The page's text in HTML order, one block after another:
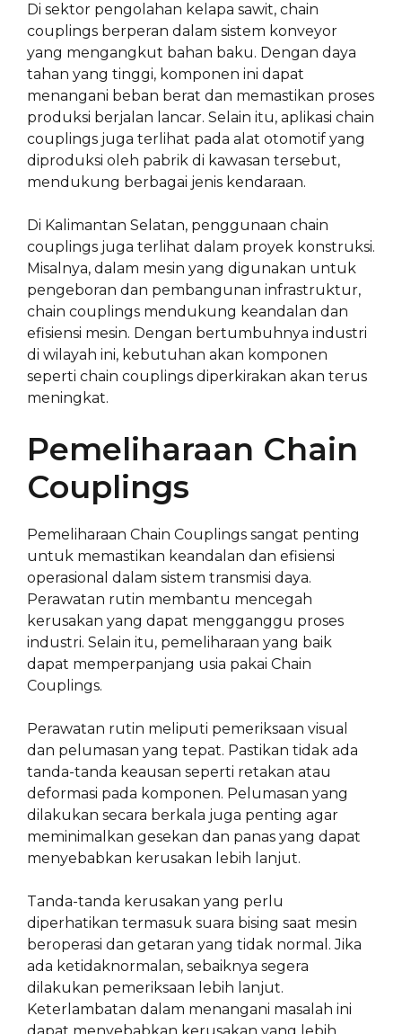
Di sektor pengolahan kelapa sawit, chain
couplings berperan dalam sistem konveyor
yang mengangkut bahan baku. Dengan daya
tahan yang tinggi, komponen ini dapat
menangani beban berat dan memastikan proses
produksi berjalan lancar. Selain itu, aplikasi chain
couplings juga terlihat pada alat otomotif yang
diproduksi oleh pabrik di kawasan tersebut,
mendukung berbagai jenis kendaraan.
Di Kalimantan Selatan, penggunaan chain
couplings juga terlihat dalam proyek konstruksi.
Misalnya, dalam mesin yang digunakan untuk
pengeboran dan pembangunan infrastruktur,
chain couplings mendukung keandalan dan
efisiensi mesin. Dengan bertumbuhnya industri
di wilayah ini, kebutuhan akan komponen
seperti chain couplings diperkirakan akan terus
meningkat.
Pemeliharaan Chain
Couplings
Pemeliharaan Chain Couplings sangat penting
untuk memastikan keandalan dan efisiensi
operasional dalam sistem transmisi daya.
Perawatan rutin membantu mencegah
kerusakan yang dapat mengganggu proses
industri. Selain itu, pemeliharaan yang baik
dapat memperpanjang usia pakai Chain
Couplings.
Perawatan rutin meliputi pemeriksaan visual
dan pelumasan yang tepat. Pastikan tidak ada
tanda-tanda keausan seperti retakan atau
deformasi pada komponen. Pelumasan yang
dilakukan secara berkala juga penting agar
meminimalkan gesekan dan panas yang dapat
menyebabkan kerusakan lebih lanjut.
Tanda-tanda kerusakan yang perlu
diperhatikan termasuk suara bising saat mesin
beroperasi dan getaran yang tidak normal. Jika
ada ketidaknormalan, sebaiknya segera
dilakukan pemeriksaan lebih lanjut.
Keterlambatan dalam menangani masalah ini